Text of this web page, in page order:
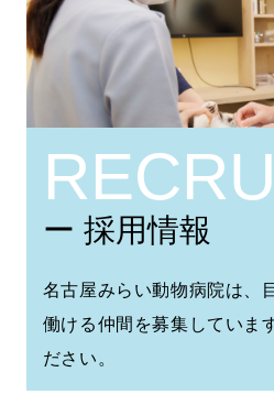
ー 採用情報
名古屋みらい動物病院は、
働ける仲間を募集していま
ださい。